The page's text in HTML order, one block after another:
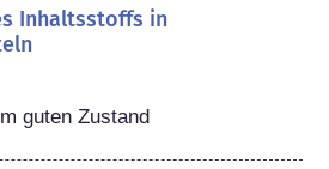
Inhaltsstoffs in
guten Zustand